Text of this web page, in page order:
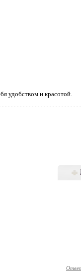
удобством и красотой.